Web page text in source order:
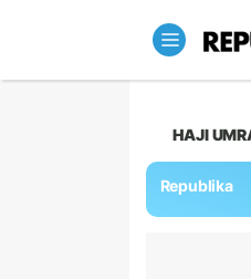
HAJI
Republika